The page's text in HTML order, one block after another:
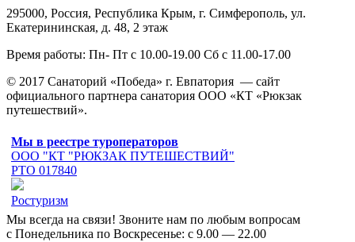
295000, Россия, Республика Крым, г. Симферополь, ул.
Екатерининская, д. 48, 2 этаж
Время работы: Пн- Пт с 10.00-19.00 Сб с 11.00-17.00
© 2017 Санаторий «Победа» г. Евпатория — сайт
официального партнера санатория ООО «КТ «Рюкзак
путешествий».
Мы в реестре туроператоров
ООО "КТ "РЮКЗАК ПУТЕШЕСТВИЙ"
РТО 017840
Ростуризм
Мы всегда на связи! Звоните нам по любым вопросам
с Понедельника по Воскресенье: с 9.00 — 22.00